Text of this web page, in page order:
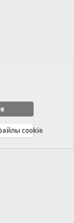
R
cookie